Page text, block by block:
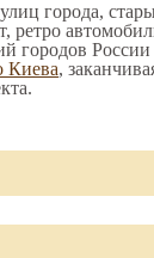
города,
городов России
Киева,